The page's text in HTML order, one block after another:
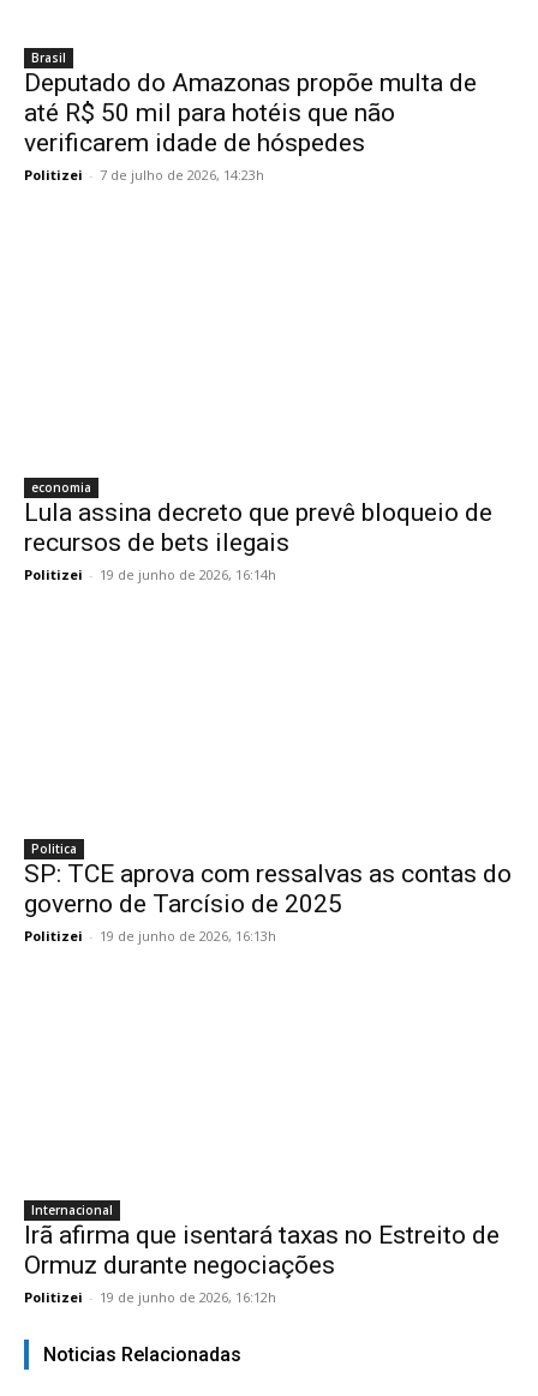
Brasil
Deputado do Amazonas propõe multa de
até R$ 50 mil para hotéis que não
verificarem idade de hóspedes
Politizei - 7 de julho de 2026, 14:23h
economia
Lula assina decreto que prevê bloqueio de
recursos de bets ilegais
Politizei - 19 de junho de 2026, 16:14h
Politica
SP: TCE aprova com ressalvas as contas do
governo de Tarcísio de 2025
Politizei - 19 de junho de 2026, 16:13h
Internacional
Irã afirma que isentará taxas no Estreito de
Ormuz durante negociações
Politizei - 19 de junho de 2026, 16:12h
Noticias Relacionadas